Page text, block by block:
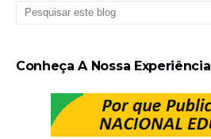
Conheça A Nossa Experiência